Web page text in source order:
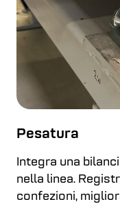
Pesatura
Integra una
nella linea.
confezioni,